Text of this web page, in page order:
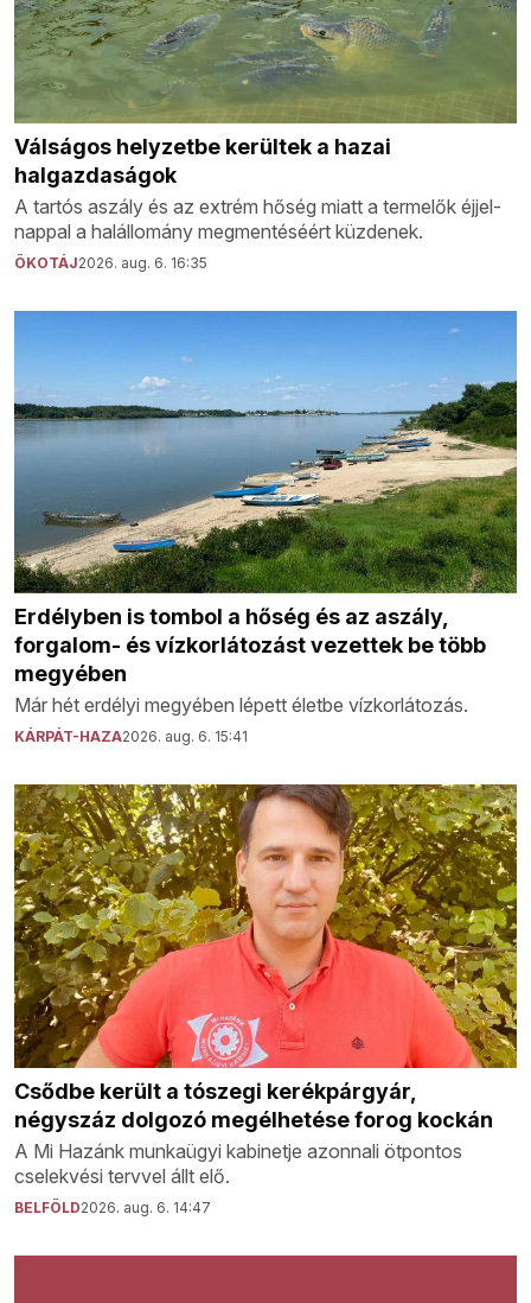
Válságos helyzetbe kerültek a hazai
halgazdaságok
A tartós aszály és az extrém hőség miatt a termelők éjjel-
nappal a halállomány megmentéséért küzdenek.
ÖKOTÁJ2026. aug. 6. 16:35
Erdélyben is tombol a hőség és az aszály,
forgalom- és vízkorlátozást vezettek be több
megyében
Már hét erdélyi megyében lépett életbe vízkorlátozás.
KÁRPÁT-HAZA2026. aug. 6. 15:41
Csődbe került a tószegi kerékpárgyár,
négyszáz dolgozó megélhetése forog kockán
A Mi Hazánk munkaügyi kabinetje azonnali ötpontos
cselekvési tervvel állt elő.
BELFÖLD2026. aug. 6. 14:47